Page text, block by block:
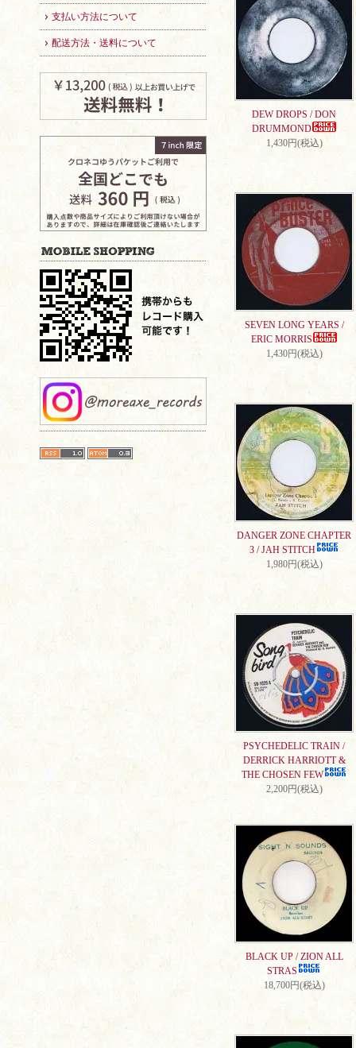
支払い方法について
配送方法・送料について
DEW DROPS / DON
DRUMMOND
1,430円(税込)
SEVEN LONG YEARS /
ERIC MORRIS
1,430円(税込)
DANGER ZONE CHAPTER
3 / JAH STITCH
1,980円(税込)
PSYCHEDELIC TRAIN /
DERRICK HARRIOTT &
THE CHOSEN FEW
2,200円(税込)
BLACK UP / ZION ALL
STRAS
18,700円(税込)